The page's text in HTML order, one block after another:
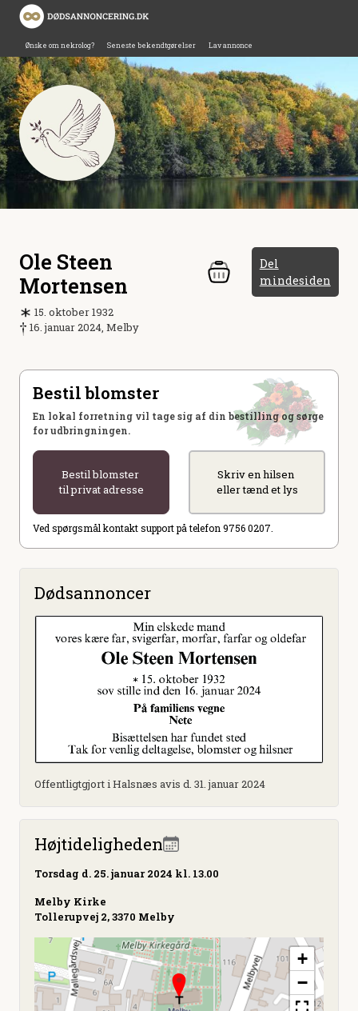
Ønske om nekrolog? Seneste bekendtgørelser Lav annonce
Ole Steen
Mortensen
Del
mindesiden
15. oktober 1932
16. januar 2024, Melby
Bestil blomster
En lokal forretning vil tage sig af din bestilling og sørge
for udbringningen.
Bestil blomster
til privat adresse
Skriv en hilsen
eller tænd et lys
Ved spørgsmål kontakt support på telefon 9756 0207.
Dødsannoncer
Offentligtgjort i Halsnæs avis d. 31. januar 2024
Højtideligheden
Torsdag d. 25. januar 2024 kl. 13.00
Melby Kirke
Tollerupvej 2, 3370 Melby
+
−